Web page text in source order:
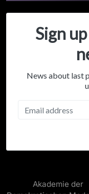
Sign
News about last
Akademie der